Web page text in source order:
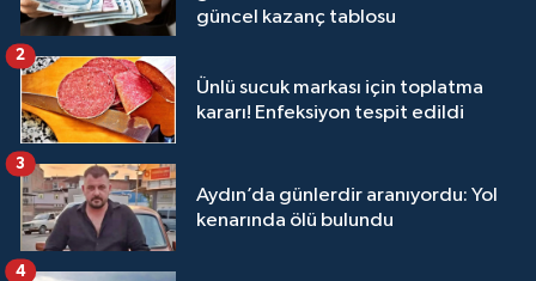
güncel kazanç tablosu
Ünlü sucuk markası için toplatma
kararı! Enfeksiyon tespit edildi
2
Aydın’da günlerdir aranıyordu: Yol
kenarında ölü bulundu
3
4